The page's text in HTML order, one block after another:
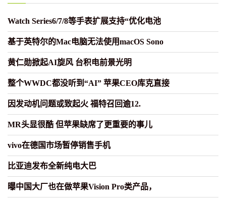
Watch Series6/7/8等手表扩展支持“优化电池
基于英特尔的Mac电脑无法使用macOS Sono
黄仁勋掀起AI旋风 台积电前景光明
整个WWDC都没听到“AI” 苹果CEO库克直接
因发动机问题或致起火 福特召回逾12.
MR头显很酷 但苹果缺席了更重要的事儿
vivo在德国市场暂停销售手机
比亚迪发布全新纯电大巴
曝中国大厂也在做苹果Vision Pro类产品，